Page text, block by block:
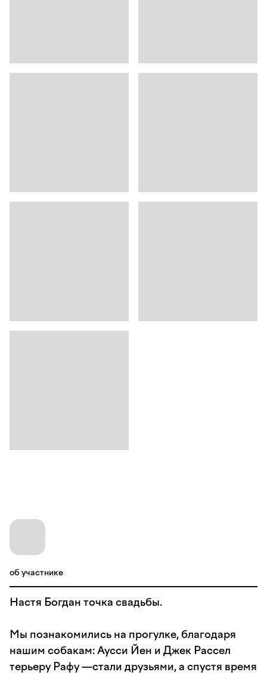
об участнике
Настя Богдан точка свадьбы.
Мы познакомились на прогулке, благодаря
нашим собакам: Аусси Йен и Джек Рассел
терьеру Рафу —стали друзьями, а спустя время